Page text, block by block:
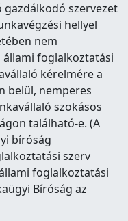
gazdálkodó szervezet
hellyel
nem
állami foglalkoztatási
kérelmére a
belül, nemperes
szokásos
található-e. (A
bíróság
szerv
foglalkoztatási
Bíróság az